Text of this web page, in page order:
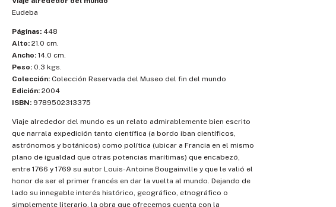
Eudeba
Páginas: 448
Alto: 21.0 cm.
Ancho: 14.0 cm.
Peso: 0.3 kgs.
Colección: Colección Reservada del Museo del fin del mundo
Edición: 2004
ISBN: 9789502313375
Viaje alrededor del mundo es un relato admirablemente bien escrito
que narrala expedición tanto científica (a bordo iban científicos,
astrónomos y botánicos) como política (ubicar a Francia en el mismo
plano de igualdad que otras potencias marítimas) que encabezó,
entre 1766 y 1769 su autor Louis-Antoine Bougainville y que le valió el
honor de ser el primer francés en dar la vuelta al mundo. Dejando de
lado su innegable interés histórico, geográfico, etnográfico o
simplemente literario, la obra que ofrecemos cuenta con la